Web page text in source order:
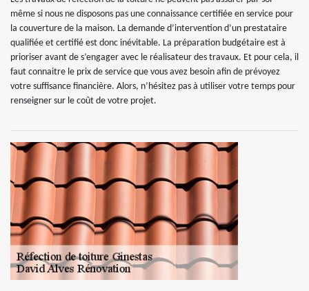
même si nous ne disposons pas une connaissance certifiée en service pour
la couverture de la maison. La demande d’intervention d’un prestataire
qualifiée et certifié est donc inévitable. La préparation budgétaire est à
prioriser avant de s’engager avec le réalisateur des travaux. Et pour cela, il
faut connaitre le prix de service que vous avez besoin afin de prévoyez
votre suffisance financière. Alors, n’hésitez pas à utiliser votre temps pour
renseigner sur le coût de votre projet.